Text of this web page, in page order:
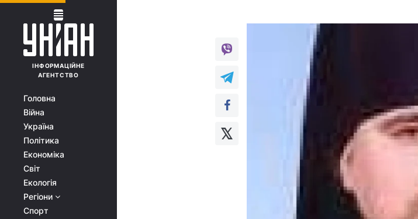
ІНФОРМАЦІЙНЕ
АГЕНТСТВО
Головна
Війна
Україна
Політика
Економіка
Світ
Екологія
Регіони
Спорт